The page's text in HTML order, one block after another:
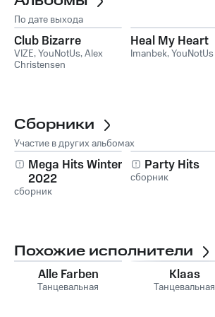
По дате выхода
Club Bizarre
VIZE,YouNotUs,Alex
Christensen
Heal My Heart
Imanbek,YouNotUs
Сборники
Участие в других альбомах
Mega Hits Winter
2022
сборник
Party Hits
сборник
Похожие исполнители
Alle Farben
Танцевальная
Klaas
Танцевальная